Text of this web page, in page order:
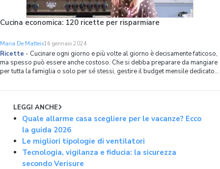
Cucina economica: 120 ricette per risparmiare
Maria De Matteis16 gennaio 2024
Ricette - Cucinare ogni giorno e più volte al giorno è decisamente faticoso,
ma spesso può essere anche costoso. Che si debba preparare da mangiare
per tutta la famiglia o solo per sé stessi, gestire il budget mensile dedicato
LEGGI ANCHE
Quale allarme casa scegliere per le vacanze? Ecco
la guida 2026
Le migliori tipologie di ventilatori
Tecnologia, vigilanza e fiducia: la sicurezza
secondo Verisure